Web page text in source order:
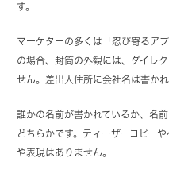
す。
マーケターの多くは「忍び寄るア
の場合、封筒の外観には、ダイレ
せん。差出人住所に会社名は書かれ
誰かの名前が書かれているか、名
どちらかです。ティーザーコピー
や表現はありません。